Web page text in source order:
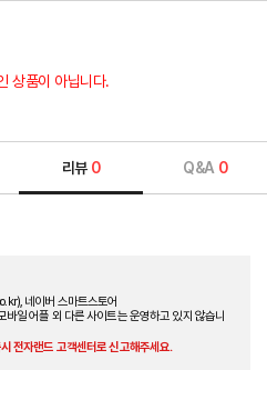
상품이 아닙니다.
리뷰 0 Q&A 0
네이버 스마트스토어
일 어플 외 다른 사이트는 운영하고 있지 않습니
전자랜드 고객센터로 신고해주세요.